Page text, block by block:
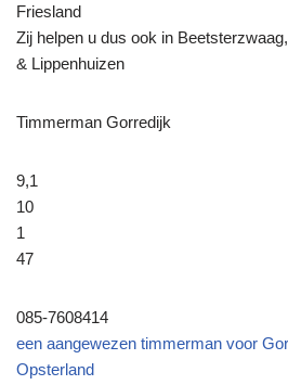
Friesland
Zij helpen u dus ook in
& Lippenhuizen
Timmerman Gorredijk
9,1
10
1
47
085-7608414
een aangewezen timmerman voor
Opsterland